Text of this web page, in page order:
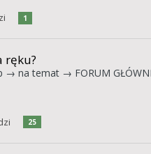
1
ręku?
→ na temat → FORUM
25